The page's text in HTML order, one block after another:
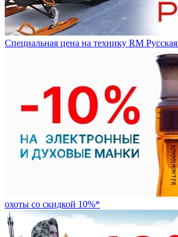
Специальная цена на технику RM
охоты со скидкой 10%*